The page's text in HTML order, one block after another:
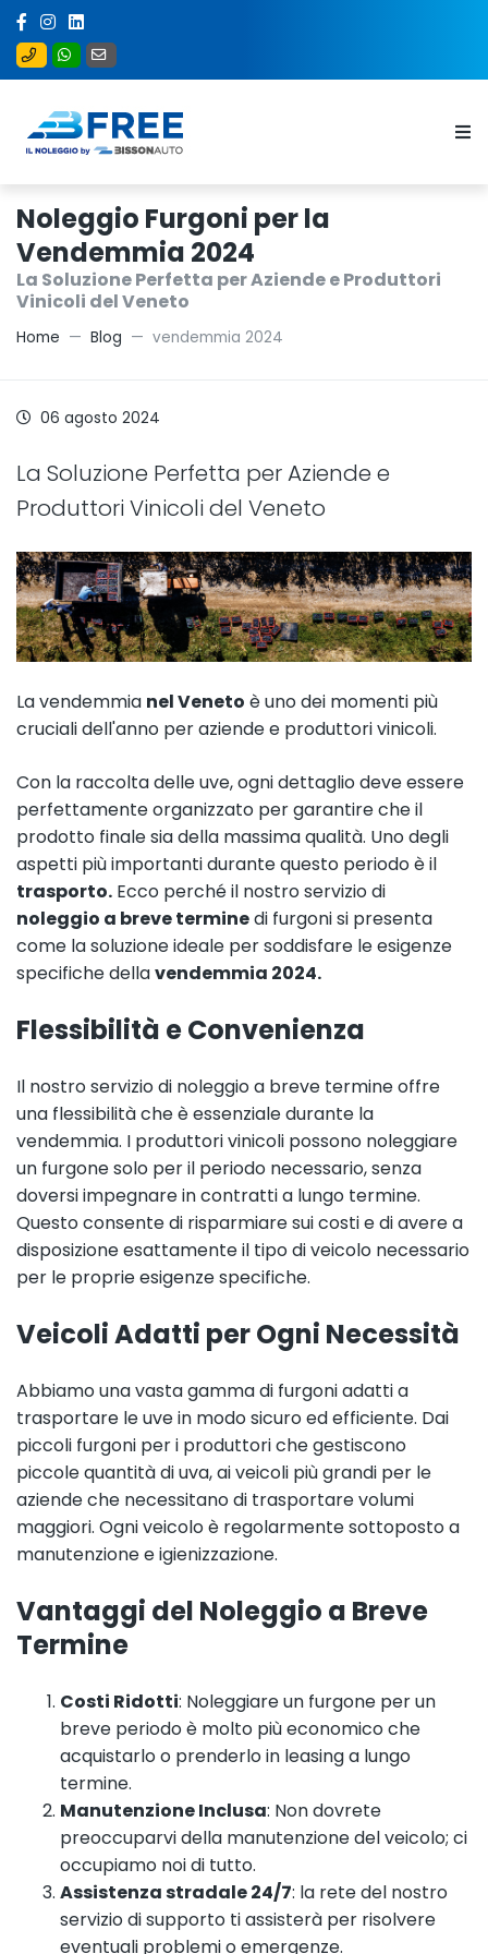
Noleggio Furgoni per la
Vendemmia 2024
La Soluzione Perfetta per Aziende e Produttori
Vinicoli del Veneto
Home Blog vendemmia 2024
06 agosto 2024
La Soluzione Perfetta per Aziende e
Produttori Vinicoli del Veneto
La vendemmia nel Veneto è uno dei momenti più
cruciali dell'anno per aziende e produttori vinicoli.
Con la raccolta delle uve, ogni dettaglio deve essere
perfettamente organizzato per garantire che il
prodotto finale sia della massima qualità. Uno degli
aspetti più importanti durante questo periodo è il
trasporto. Ecco perché il nostro servizio di
noleggio a breve terminedi furgoni si presenta
come la soluzione ideale per soddisfare le esigenze
specifiche dellavendemmia 2024.
Flessibilità e Convenienza
Il nostro servizio di noleggio a breve termine offre
una flessibilità che è essenziale durante la
vendemmia. I produttori vinicoli possono noleggiare
un furgone solo per il periodo necessario, senza
doversi impegnare in contratti a lungo termine.
Questo consente di risparmiare sui costi e di avere a
disposizione esattamente il tipo di veicolo necessario
per le proprie esigenze specifiche.
Veicoli Adatti per Ogni Necessità
Abbiamo una vasta gamma di furgoni adatti a
trasportare le uve in modo sicuro ed efficiente. Dai
piccoli furgoni per i produttori che gestiscono
piccole quantità di uva, ai veicoli più grandi per le
aziende che necessitano di trasportare volumi
maggiori. Ogni veicolo è regolarmente sottoposto a
manutenzione e igienizzazione.
Vantaggi del Noleggio a Breve
Termine
Costi Ridotti: Noleggiare un furgone per un
breve periodo è molto più economico che
acquistarlo o prenderlo in leasing a lungo
termine.
Manutenzione Inclusa: Non dovrete
preoccuparvi della manutenzione del veicolo; ci
occupiamo noi di tutto.
Assistenza stradale 24/7: la rete del nostro
servizio di supporto ti assisterà per risolvere
eventuali problemi o emergenze.